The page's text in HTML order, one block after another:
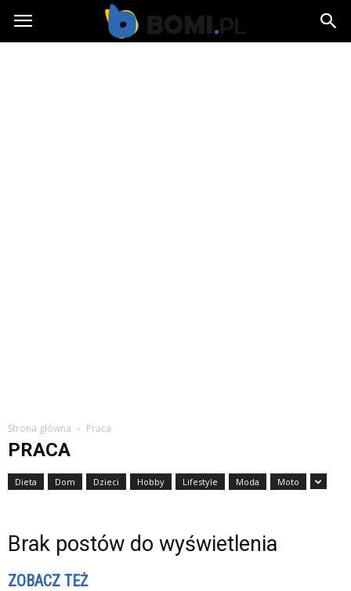
Bomi.pl
Strona główna Praca
PRACA
Dieta Dom Dzieci Hobby Lifestyle Moda Moto
Brak postów do wyświetlenia
ZOBACZ TEŻ